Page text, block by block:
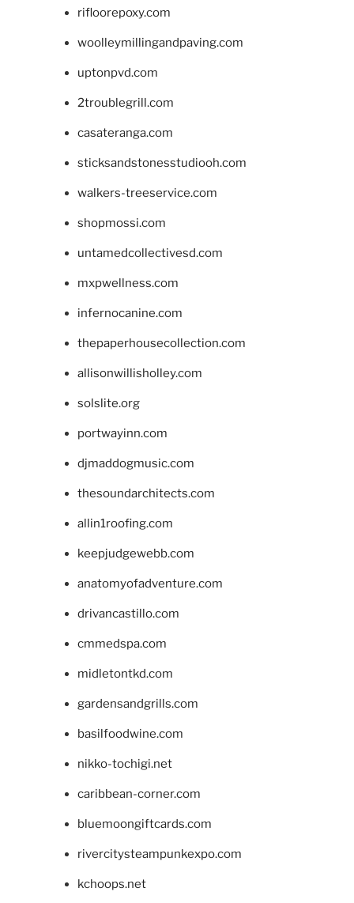
rifloorepoxy.com
woolleymillingandpaving.com
uptonpvd.com
2troublegrill.com
casateranga.com
sticksandstonesstudiooh.com
walkers-treeservice.com
shopmossi.com
untamedcollectivesd.com
mxpwellness.com
infernocanine.com
thepaperhousecollection.com
allisonwillisholley.com
solslite.org
portwayinn.com
djmaddogmusic.com
thesoundarchitects.com
allin1roofing.com
keepjudgewebb.com
anatomyofadventure.com
drivancastillo.com
cmmedspa.com
midletontkd.com
gardensandgrills.com
basilfoodwine.com
nikko-tochigi.net
caribbean-corner.com
bluemoongiftcards.com
rivercitysteampunkexpo.com
kchoops.net